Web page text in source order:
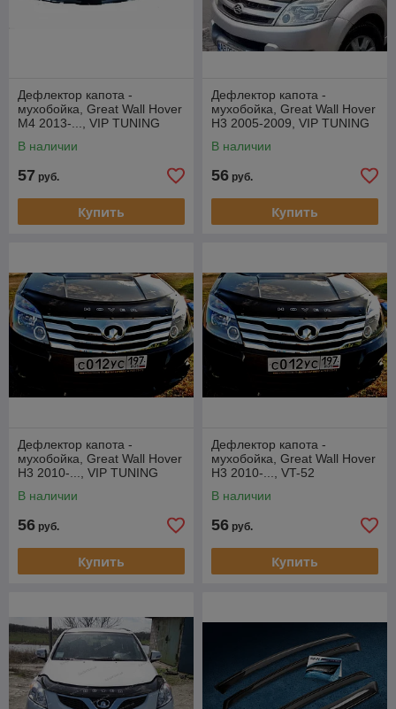
Дефлектор капота -
мухобойка, Great Wall Hover
M4 2013-..., VIP TUNING
В наличии
57 руб.
Купить
Дефлектор капота -
мухобойка, Great Wall Hover
H3 2005-2009, VIP TUNING
В наличии
56 руб.
Купить
Дефлектор капота -
мухобойка, Great Wall Hover
H3 2010-..., VIP TUNING
В наличии
56 руб.
Купить
Дефлектор капота -
мухобойка, Great Wall Hover
H3 2010-..., VT-52
В наличии
56 руб.
Купить